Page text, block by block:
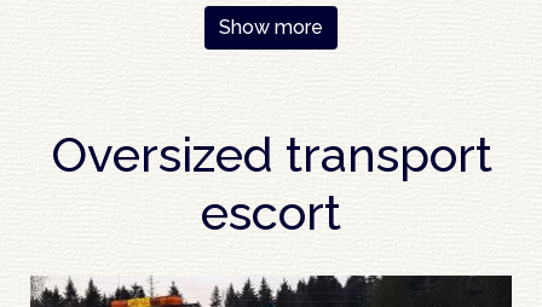
Show more
Oversized transport
escort